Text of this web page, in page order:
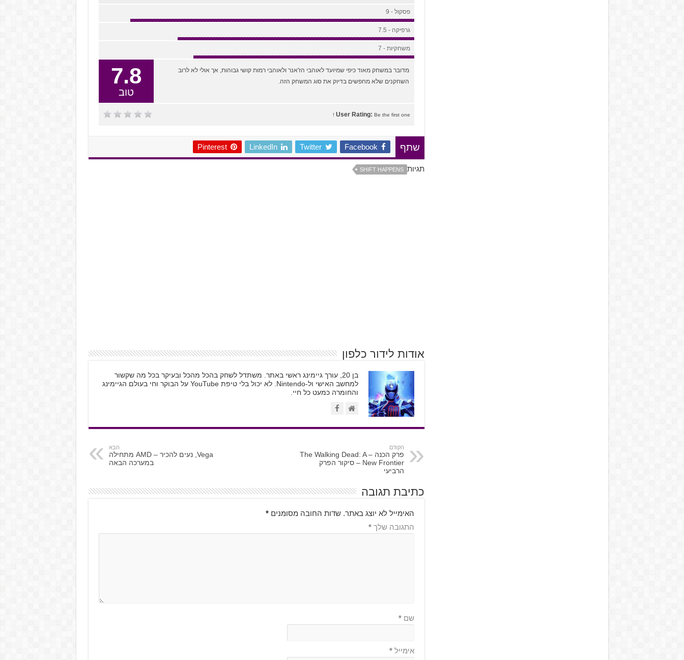
פסקול - 9
גרפיקה - 7.5
משחקיות - 7
7.8
טוב
מדובר במשחק מאוד כיפי שמיועד לאוהבי הז'אנר ולאוהבי רמות קושי גבוהות, אך אולי לא לרוב
השחקנים שלא מחפשים בדיוק את סוג המשחק הזה.
User Rating: Be the first one !
שתף Facebook
Twitter
LinkedIn
Pinterest
תגיות SHIFT HAPPENS
אודות לידור כלפון
בן 20, עורך גיימינג ראשי באתר. משתדל לשחק בהכל מהכל ובעיקר בכל מה שקשור
למחשב האישי ול-Nintendo. לא יכול בלי טיפת YouTube על הבוקר וחי בעולם הגיימינג
והחומרה כמעט כל חיי.
הקודם
פרק הכנה – The Walking Dead: A
New Frontier – סיקור הפרק
הרביעי
הבא
Vega, נעים להכיר – AMD מתחילה
במערכה הבאה
כתיבת תגובה
האימייל לא יוצג באתר. שדות החובה מסומנים*
התגובה שלך*
שם*
אימייל*